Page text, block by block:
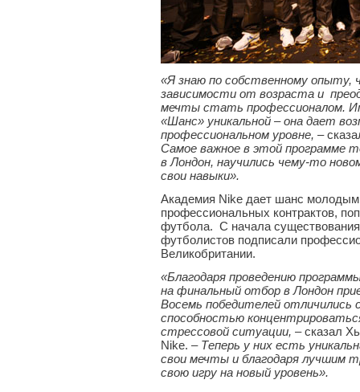
«Я знаю по собственному опыту,
зависимости от возраста и
мечты стать профессионалом.
«Шанс» уникальной – она дает
профессиональном уровне, –
Самое важное в этой программе
в Лондон, научились чему-то
свои навыки».
Академия Nike дает шанс
профессиональных контрактов,
футбола. С начала
футболистов подписали
Великобритании.
«Благодаря проведению
на финальный отбор в Лондон
Восемь победителей отличились
способностью
стрессовой ситуации, – сказал
Nike. – Теперь у них есть
свои мечты и благодаря лучшим
свою игру на новый уровень».